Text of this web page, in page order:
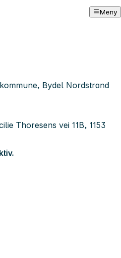
Meny
Bydel Nordstrand
Thoresens vei 11B, 1153